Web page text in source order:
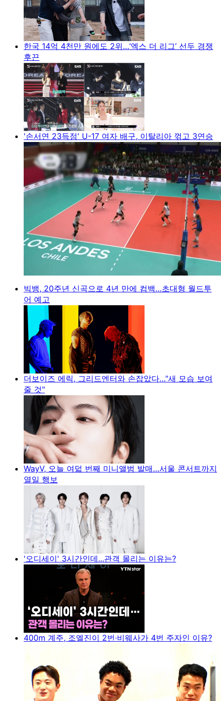
한국 14억 4천만 원에도 2위…‘엑스 더 리그’ 선두 경쟁
후끈
'손서연 23득점' U-17 여자 배구, 이탈리아 꺾고 3연승
빅뱅, 20주년 신곡으로 4년 만에 컴백…초대형 월드투
어 예고
더보이즈 에릭, 그리드엔터와 손잡았다…"새 모습 보여
줄 것"
WayV, 오늘 여덟 번째 미니앨범 발매…서울 콘서트까지
열일 행보
'오디세이' 3시간인데...관객 몰리는 이유는?
400m 계주, 조엘진이 2번·비웨사가 4번 주자인 이유?